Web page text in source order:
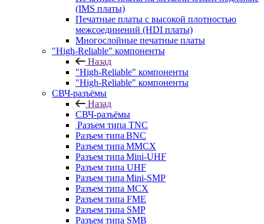
(IMS платы)
Печатные платы с высокой плотностью
межсоединений (HDI платы)
Многослойные печатные платы
"High-Reliable" компоненты
Назад
"High-Reliable" компоненты
"High-Reliable" компоненты
СВЧ-разъёмы
Назад
СВЧ-разъёмы
Разъем типа TNC
Разъем типа BNC
Разъем типа MMCX
Разъем типа Mini-UHF
Разъем типа UHF
Разъем типа Mini-SMP
Разъем типа MCX
Разъем типа FME
Разъем типа SMP
Разъем типа SMB